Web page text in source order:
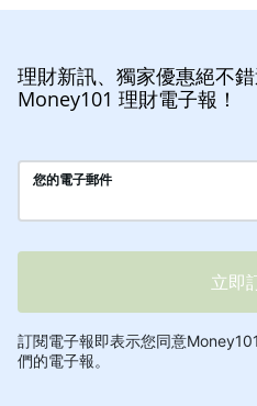
理財新訊、獨家優惠絕不
Money101 理財電子報！